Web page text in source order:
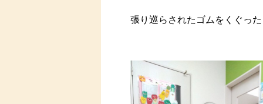
張り巡らされたゴムをくぐっ